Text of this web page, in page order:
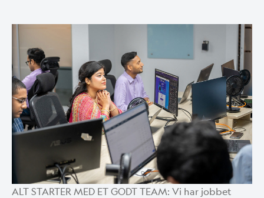
ALT STARTER MED ET GODT TEAM: Vi har jobbet